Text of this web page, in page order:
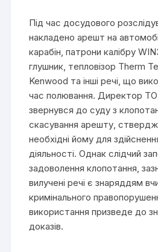
Під час досудового
накладено арешт на
карабін, патрони калібру
глушник, тепловізор Therm
Kenwood та інші речі, що
час полювання. Директор ТОВ
звернувся до суду з
скасування арешту,
необхідні йому для
діяльності. Однак слідчий
задоволення клопотання,
вилучені речі є знаряддям
кримінального
використання призведе до
доказів.